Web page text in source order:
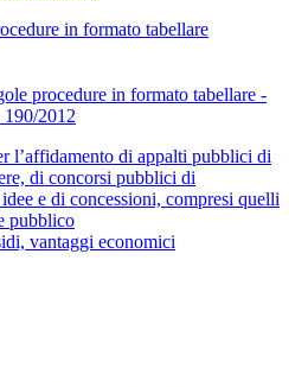
in formato tabellare
procedure in formato tabellare -
2012
l’affidamento di appalti pubblici di
di concorsi pubblici di
e di concessioni, compresi quelli
pubblico
vantaggi economici